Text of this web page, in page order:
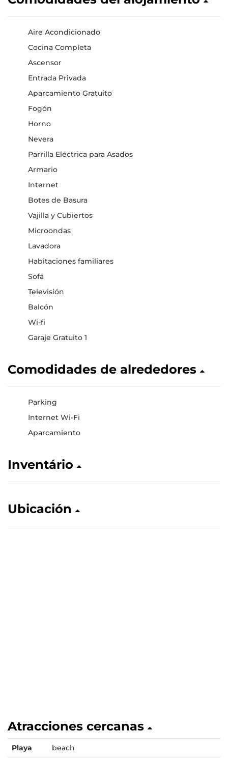
Aire Acondicionado
Cocina Completa
Ascensor
Entrada Privada
Aparcamiento Gratuito
Fogón
Horno
Nevera
Parrilla Eléctrica para Asados
Armario
Internet
Botes de Basura
Vajilla y Cubiertos
Microondas
Lavadora
Habitaciones familiares
Sofá
Televisión
Balcón
Wi-fi
Garaje Gratuito 1
Comodidades de alrededores
Parking
Internet Wi-Fi
Aparcamiento
Inventário
Ubicación
Atracciones cercanas
Playa beach